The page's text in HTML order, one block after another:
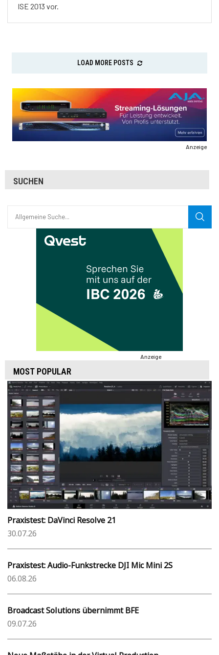
ISE 2013 vor.
LOAD MORE POSTS
Anzeige
SUCHEN
Anzeige
MOST POPULAR
Praxistest: DaVinci Resolve 21
30.07.26
Praxistest: Audio-Funkstrecke DJI Mic Mini 2S
06.08.26
Broadcast Solutions übernimmt BFE
09.07.26